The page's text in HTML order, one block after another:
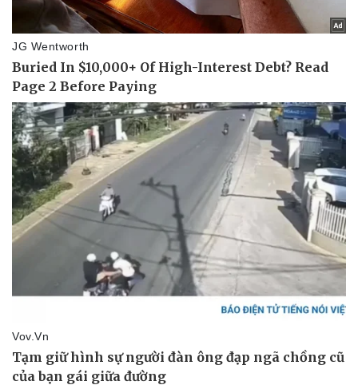
Doanh nghiệp